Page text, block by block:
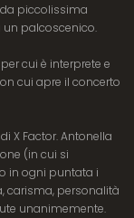
piccolissima
un palcoscenico.
cui è interprete e
cui apre il concerto
X Factor. Antonella
(in cui si
in ogni puntata i
carisma, personalità
unanimemente.